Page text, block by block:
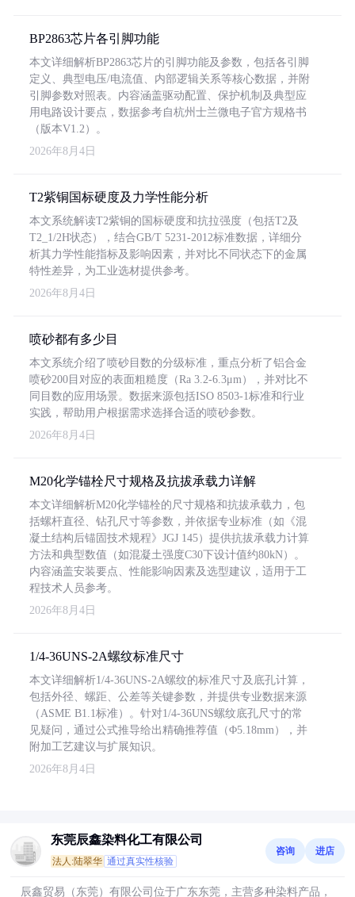
BP2863芯片各引脚功能
本文详细解析BP2863芯片的引脚功能及参数，包括各引脚
定义、典型电压/电流值、内部逻辑关系等核心数据，并附
引脚参数对照表。内容涵盖驱动配置、保护机制及典型应
用电路设计要点，数据参考自杭州士兰微电子官方规格书
（版本V1.2）。
2026年8月4日
T2紫铜国标硬度及力学性能分析
本文系统解读T2紫铜的国标硬度和抗拉强度（包括T2及
T2_1/2H状态），结合GB/T 5231-2012标准数据，详细分
析其力学性能指标及影响因素，并对比不同状态下的金属
特性差异，为工业选材提供参考。
2026年8月4日
喷砂都有多少目
本文系统介绍了喷砂目数的分级标准，重点分析了铝合金
喷砂200目对应的表面粗糙度（Ra 3.2-6.3μm），并对比不
同目数的应用场景。数据来源包括ISO 8503-1标准和行业
实践，帮助用户根据需求选择合适的喷砂参数。
2026年8月4日
M20化学锚栓尺寸规格及抗拔承载力详解
本文详细解析M20化学锚栓的尺寸规格和抗拔承载力，包
括螺杆直径、钻孔尺寸等参数，并依据专业标准（如《混
凝土结构后锚固技术规程》JGJ 145）提供抗拔承载力计算
方法和典型数值（如混凝土强度C30下设计值约80kN）。
内容涵盖安装要点、性能影响因素及选型建议，适用于工
程技术人员参考。
2026年8月4日
1/4-36UNS-2A螺纹标准尺寸
本文详细解析1/4-36UNS-2A螺纹的标准尺寸及底孔计算，
包括外径、螺距、公差等关键参数，并提供专业数据来源
（ASME B1.1标准）。针对1/4-36UNS螺纹底孔尺寸的常
见疑问，通过公式推导给出精确推荐值（Φ5.18mm），并
附加工艺建议与扩展知识。
2026年8月4日
东莞辰鑫染料化工有限公司
法人:陆翠华 通过真实性核验
咨询 进店
辰鑫贸易（东莞）有限公司位于广东东莞，主营多种染料产品，